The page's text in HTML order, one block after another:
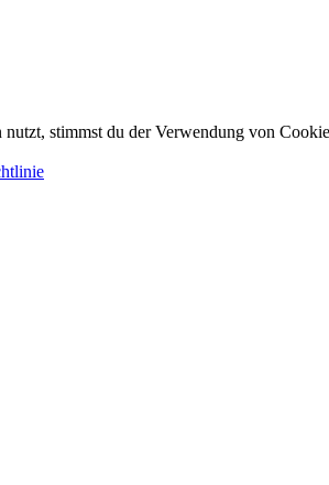
stimmst du der Verwendung von